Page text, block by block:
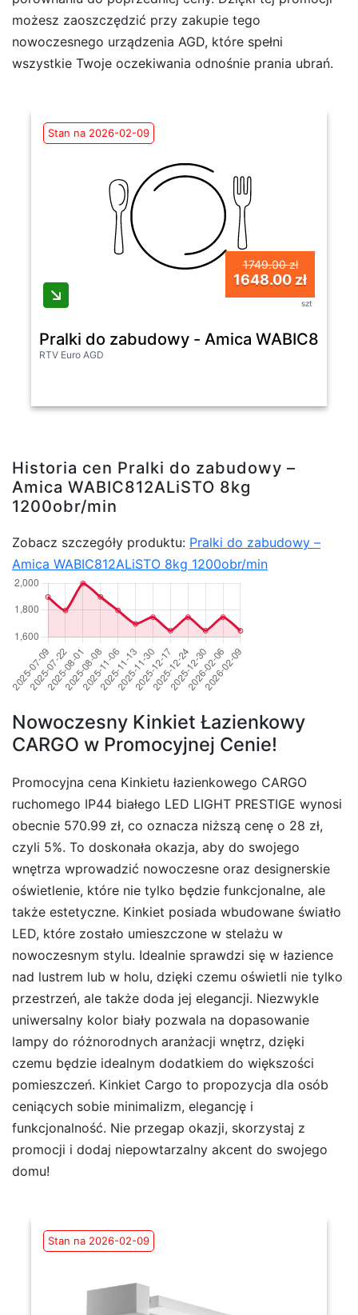
możesz zaoszczędzić przy zakupie tego
nowoczesnego urządzenia AGD, które spełni
wszystkie Twoje oczekiwania odnośnie prania ubrań.
Stan na 2026-02-09
1749.00 zł
1648.00 zł
szt
Pralki do zabudowy - Amica
RTV Euro AGD
Historia cen Pralki do zabudowy –
Amica WABIC812ALiSTO 8kg
1200obr/min
Zobacz szczegóły produktu: Pralki do zabudowy –
Amica WABIC812ALiSTO 8kg 1200obr/min
Nowoczesny Kinkiet Łazienkowy
CARGO w Promocyjnej Cenie!
Promocyjna cena Kinkietu łazienkowego CARGO
ruchomego IP44 białego LED LIGHT PRESTIGE wynosi
obecnie 570.99 zł, co oznacza niższą cenę o 28 zł,
czyli 5%. To doskonała okazja, aby do swojego
wnętrza wprowadzić nowoczesne oraz designerskie
oświetlenie, które nie tylko będzie funkcjonalne, ale
także estetyczne. Kinkiet posiada wbudowane światło
LED, które zostało umieszczone w stelażu w
nowoczesnym stylu. Idealnie sprawdzi się w łazience
nad lustrem lub w holu, dzięki czemu oświetli nie tylko
przestrzeń, ale także doda jej elegancji. Niezwykle
uniwersalny kolor biały pozwala na dopasowanie
lampy do różnorodnych aranżacji wnętrz, dzięki
czemu będzie idealnym dodatkiem do większości
pomieszczeń. Kinkiet Cargo to propozycja dla osób
ceniących sobie minimalizm, elegancję i
funkcjonalność. Nie przegap okazji, skorzystaj z
promocji i dodaj niepowtarzalny akcent do swojego
domu!
Stan na 2026-02-09